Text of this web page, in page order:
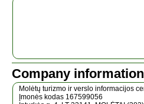
Company information